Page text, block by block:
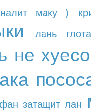
маку )
лань
не
затащит лан